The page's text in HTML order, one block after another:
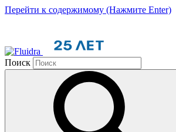
Перейти к содержимому (Нажмите Enter)
Поиск